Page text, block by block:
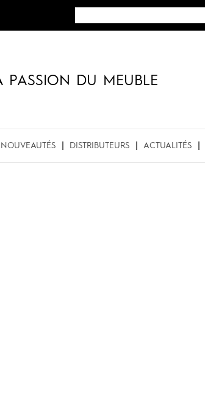
PASSION DU MEUBLE
NOUVEAUTÉS DISTRIBUTEURS ACTUALITÉS